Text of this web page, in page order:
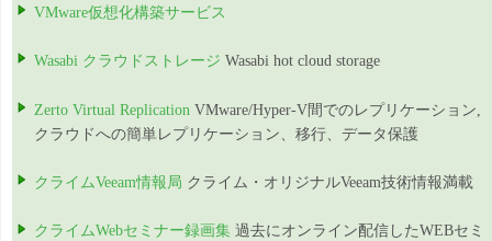
VMware仮想化構築サービス
Wasabi クラウドストレージ Wasabi hot cloud storage
Zerto Virtual Replication VMware/Hyper-V間でのレプリケーション,
クラウドへの簡単レプリケーション、移行、データ保護
クライムVeeam情報局 クライム・オリジナルVeeam技術情報満載
クライムWebセミナー録画集 過去にオンライン配信したWEBセミ